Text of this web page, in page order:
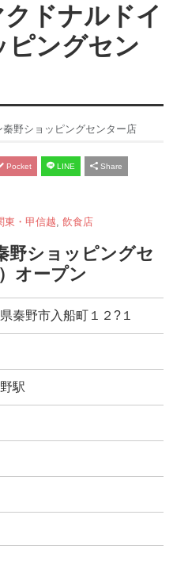
ドナルドイ
ピングセン
野ショッピングセンター店
Pocket LINE Share
東・甲信越 飲食店
野ショッピングセ
オープン
秦野市入船町１２?１
駅